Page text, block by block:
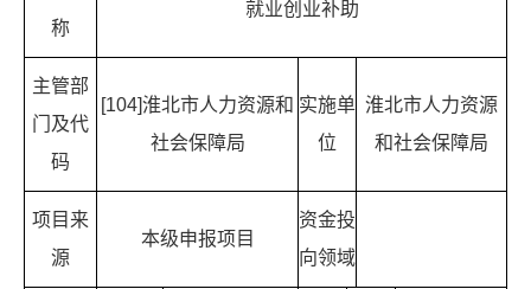
称
就业创业补助
主管部
门及代
码
[104]淮北市人力资源和
社会保障局
实施单
位
淮北市人力资源
和社会保障局
项目来
源
本级申报项目
资金投
向领域